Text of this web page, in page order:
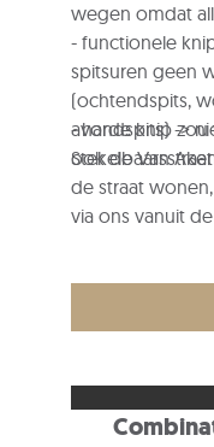
wegen omdat
- functionele
spitsuren geen
(ochtendspits,
avondspits) ->
ook de Van
- harde knip
de straat
via ons vanuit
Wolvertem te
vanuit de